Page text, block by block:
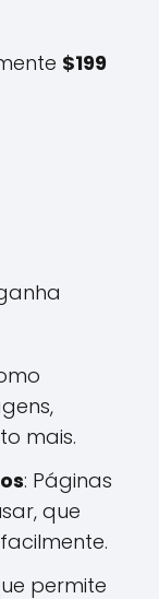
$199
mais.
: Páginas
que
permite